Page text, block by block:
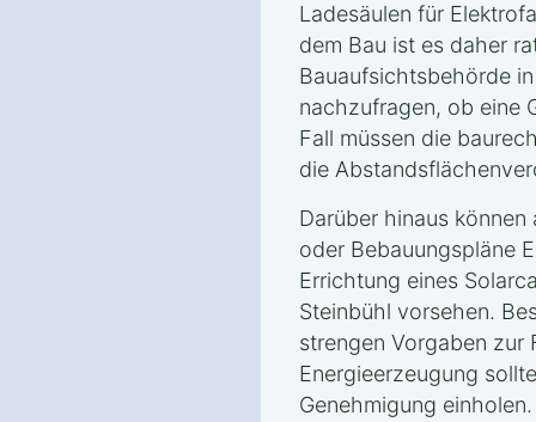
Ladesäulen für
dem Bau ist es daher
Bauaufsichtsbehörde
nachzufragen, ob eine
Fall müssen die
die
Darüber hinaus
oder Bebauungspläne
Errichtung eines
Steinbühl vorsehen.
strengen Vorgaben zur
Energieerzeugung
Genehmigung